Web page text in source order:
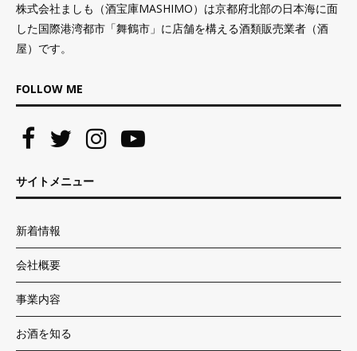
株式会社ましも（酒宝庫MASHIMO）は京都府北部の日本海に面
した国際港湾都市「舞鶴市」に店舗を構える酒類販売業者（酒
屋）です。
FOLLOW ME
サイトメニュー
新着情報
会社概要
事業内容
お酒を知る